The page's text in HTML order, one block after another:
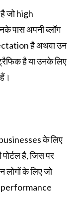
जो high
पास अपनी ब्लॉग
है अथवा उन
है या उनके लिए
के लिए
है, जिस पर
लोगों के लिए जो
performance